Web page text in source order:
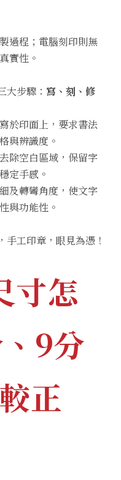
過程；電腦刻印則無
實性。
大步驟： 寫、刻、修
於印面上，要求書法
與辨識度。
除空白區域，保留字
定手感。
及轉彎角度，使文字
與功能性。
工印章，眼見為憑！
寸怎
9分
正